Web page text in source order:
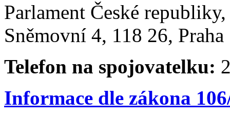
Parlament České
Sněmovní 4, 118 26,
Telefon na spojovatelku:
Informace dle zákona